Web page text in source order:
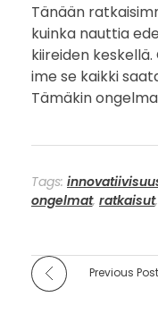
Tänään
kuinka nauttia
kiireiden
ime se kaikki
Tämäkin
Tags:
ongelmat, ratkaisut,
Previous Post